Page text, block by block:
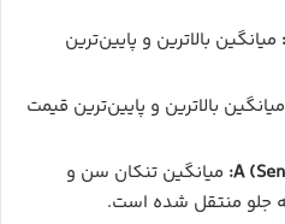
میانگین بالاترین و پایین‌ترین
میانگین بالاترین و پایین‌ترین قیمت
میانگین تنکان سن و